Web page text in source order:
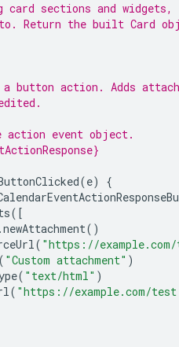
sections and widgets,
Return the built Card
button action. Adds
action event object.
(e)
{
([
.newAttachment()
( "https://
( "Custom attachment" )
( "text/html" )
( "https://example.com/